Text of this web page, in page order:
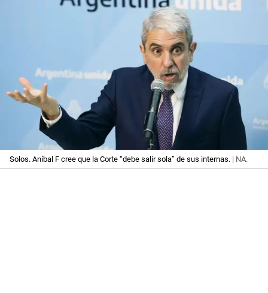
Solos. Aníbal F cree que la Corte “debe salir sola” de sus internas. | NA.